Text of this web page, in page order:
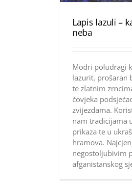
Lapis lazuli –
neba
Modri poludragi
lazurit, prošaran
te zlatnim
čovjeka
zvijezdama.
nam tradicijama
prikaza te u
hramova.
negostoljubivim
afganistanskog